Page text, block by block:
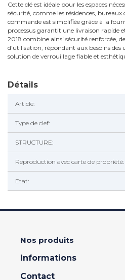
Cette clé est idéale pour les espaces
sécurité, comme les résidences,
commande est simplifiée grâce à la
processus garantit une livraison rapide
2018 combine ainsi sécurité renforcée,
d'utilisation, répondant aux besoins des
solution de verrouillage fiable et
Détails
Article:
Type de clef:
STRUCTURE:
Reproduction avec carte de propriété:
Etat:
Nos produits
Informations
Contact